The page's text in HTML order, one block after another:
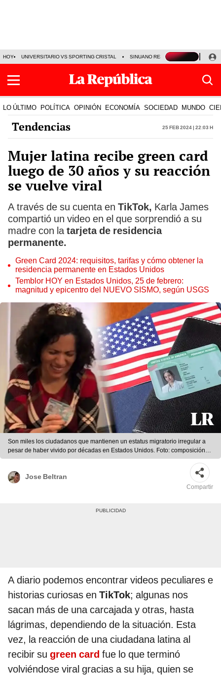
HOY UNIVERSITARIO VS SPORTING CRISTAL SINUANO RESULTADOS HOY
LO ÚLTIMO POLÍTICA OPINIÓN ECONOMÍA SOCIEDAD MUNDO
Tendencias 25 Feb 2024 | 22:03 h
Mujer latina recibe green card
luego de 30 años y su reacción
se vuelve viral
A través de su cuenta en TikTok, Karla James
compartió un video en el que sorprendió a su
madre con la tarjeta de residencia
permanente.
Green Card 2024: requisitos, tarifas y cómo obtener la
residencia permanente en Estados Unidos
Temblor HOY en Estados Unidos, 25 de febrero:
magnitud y epicentro del NUEVO SISMO, según USGS
Son miles los ciudadanos que mantienen un estatus migratorio irregular a
pesar de haber vivido por décadas en Estados Unidos. Foto: composición
LR/semana.com/La Nación
Jose Beltran
Compartir
A diario podemos encontrar videos peculiares e
historias curiosas en TikTok; algunas nos
sacan más de una carcajada y otras, hasta
lágrimas, dependiendo de la situación. Esta
vez, la reacción de una ciudadana latina al
recibir su green card fue lo que terminó
volviéndose viral gracias a su hija, quien se